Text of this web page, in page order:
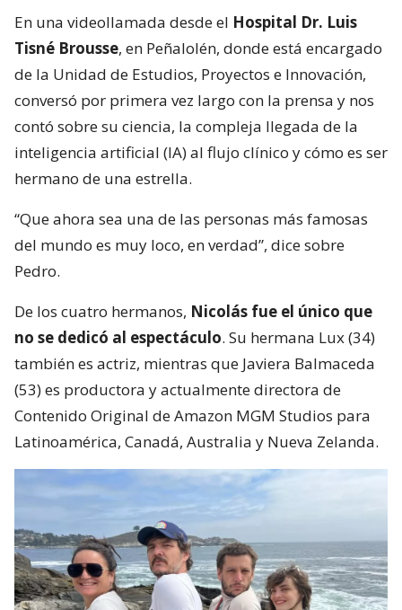
En una videollamada desde el Hospital Dr. Luis
Tisné Brousse, en Peñalolén, donde está encargado
de la Unidad de Estudios, Proyectos e Innovación,
conversó por primera vez largo con la prensa y nos
contó sobre su ciencia, la compleja llegada de la
inteligencia artificial (IA) al flujo clínico y cómo es ser
hermano de una estrella.
“Que ahora sea una de las personas más famosas
del mundo es muy loco, en verdad”, dice sobre
Pedro.
De los cuatro hermanos, Nicolás fue el único que
no se dedicó al espectáculo. Su hermana Lux (34)
también es actriz, mientras que Javiera Balmaceda
(53) es productora y actualmente directora de
Contenido Original de Amazon MGM Studios para
Latinoamérica, Canadá, Australia y Nueva Zelanda.